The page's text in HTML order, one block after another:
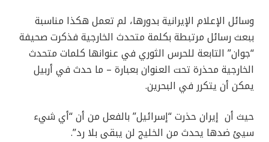
وسائل الإعلام الإيرانية بدورها، لم تعمل هكذا مناسبة
ببعث رسائل مرتبطة بكلمة متحدث الخارجية فذكرت صحيفة
“جوان” التابعة للحرس الثوري في عنوانها كلمات متحدث
الخارجية محذرة تحت العنوان بعبارة – ما حدث في أربيل
يمكن أن يتكرر في البحرين.
حيث أن إيران حذرت “إسرائيل” بالفعل من أن “أي شيء
سيئ ضدها يحدث من الخليج لن يبقى بلا رد”.